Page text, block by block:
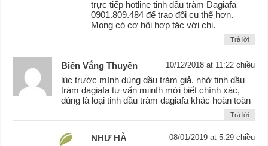
trực tiếp hotline tinh dầu tràm Dagiafa
0901.809.484 để trao đổi cụ thể hơn.
Mong có cơ hội hợp tác với chị.
Trả lời
Biển Vắng Thuyền 10/12/2018 at 11:22 chiều
lúc trước mình dùng dầu tràm giả, nhờ tinh dầu
tràm dagiafa tư vấn miinfh mới biết chính xác,
đúng là loại tinh dầu tràm dagiafa khác hoàn toàn
Trả lời
NHƯ HÀ 08/01/2019 at 5:29 chiều